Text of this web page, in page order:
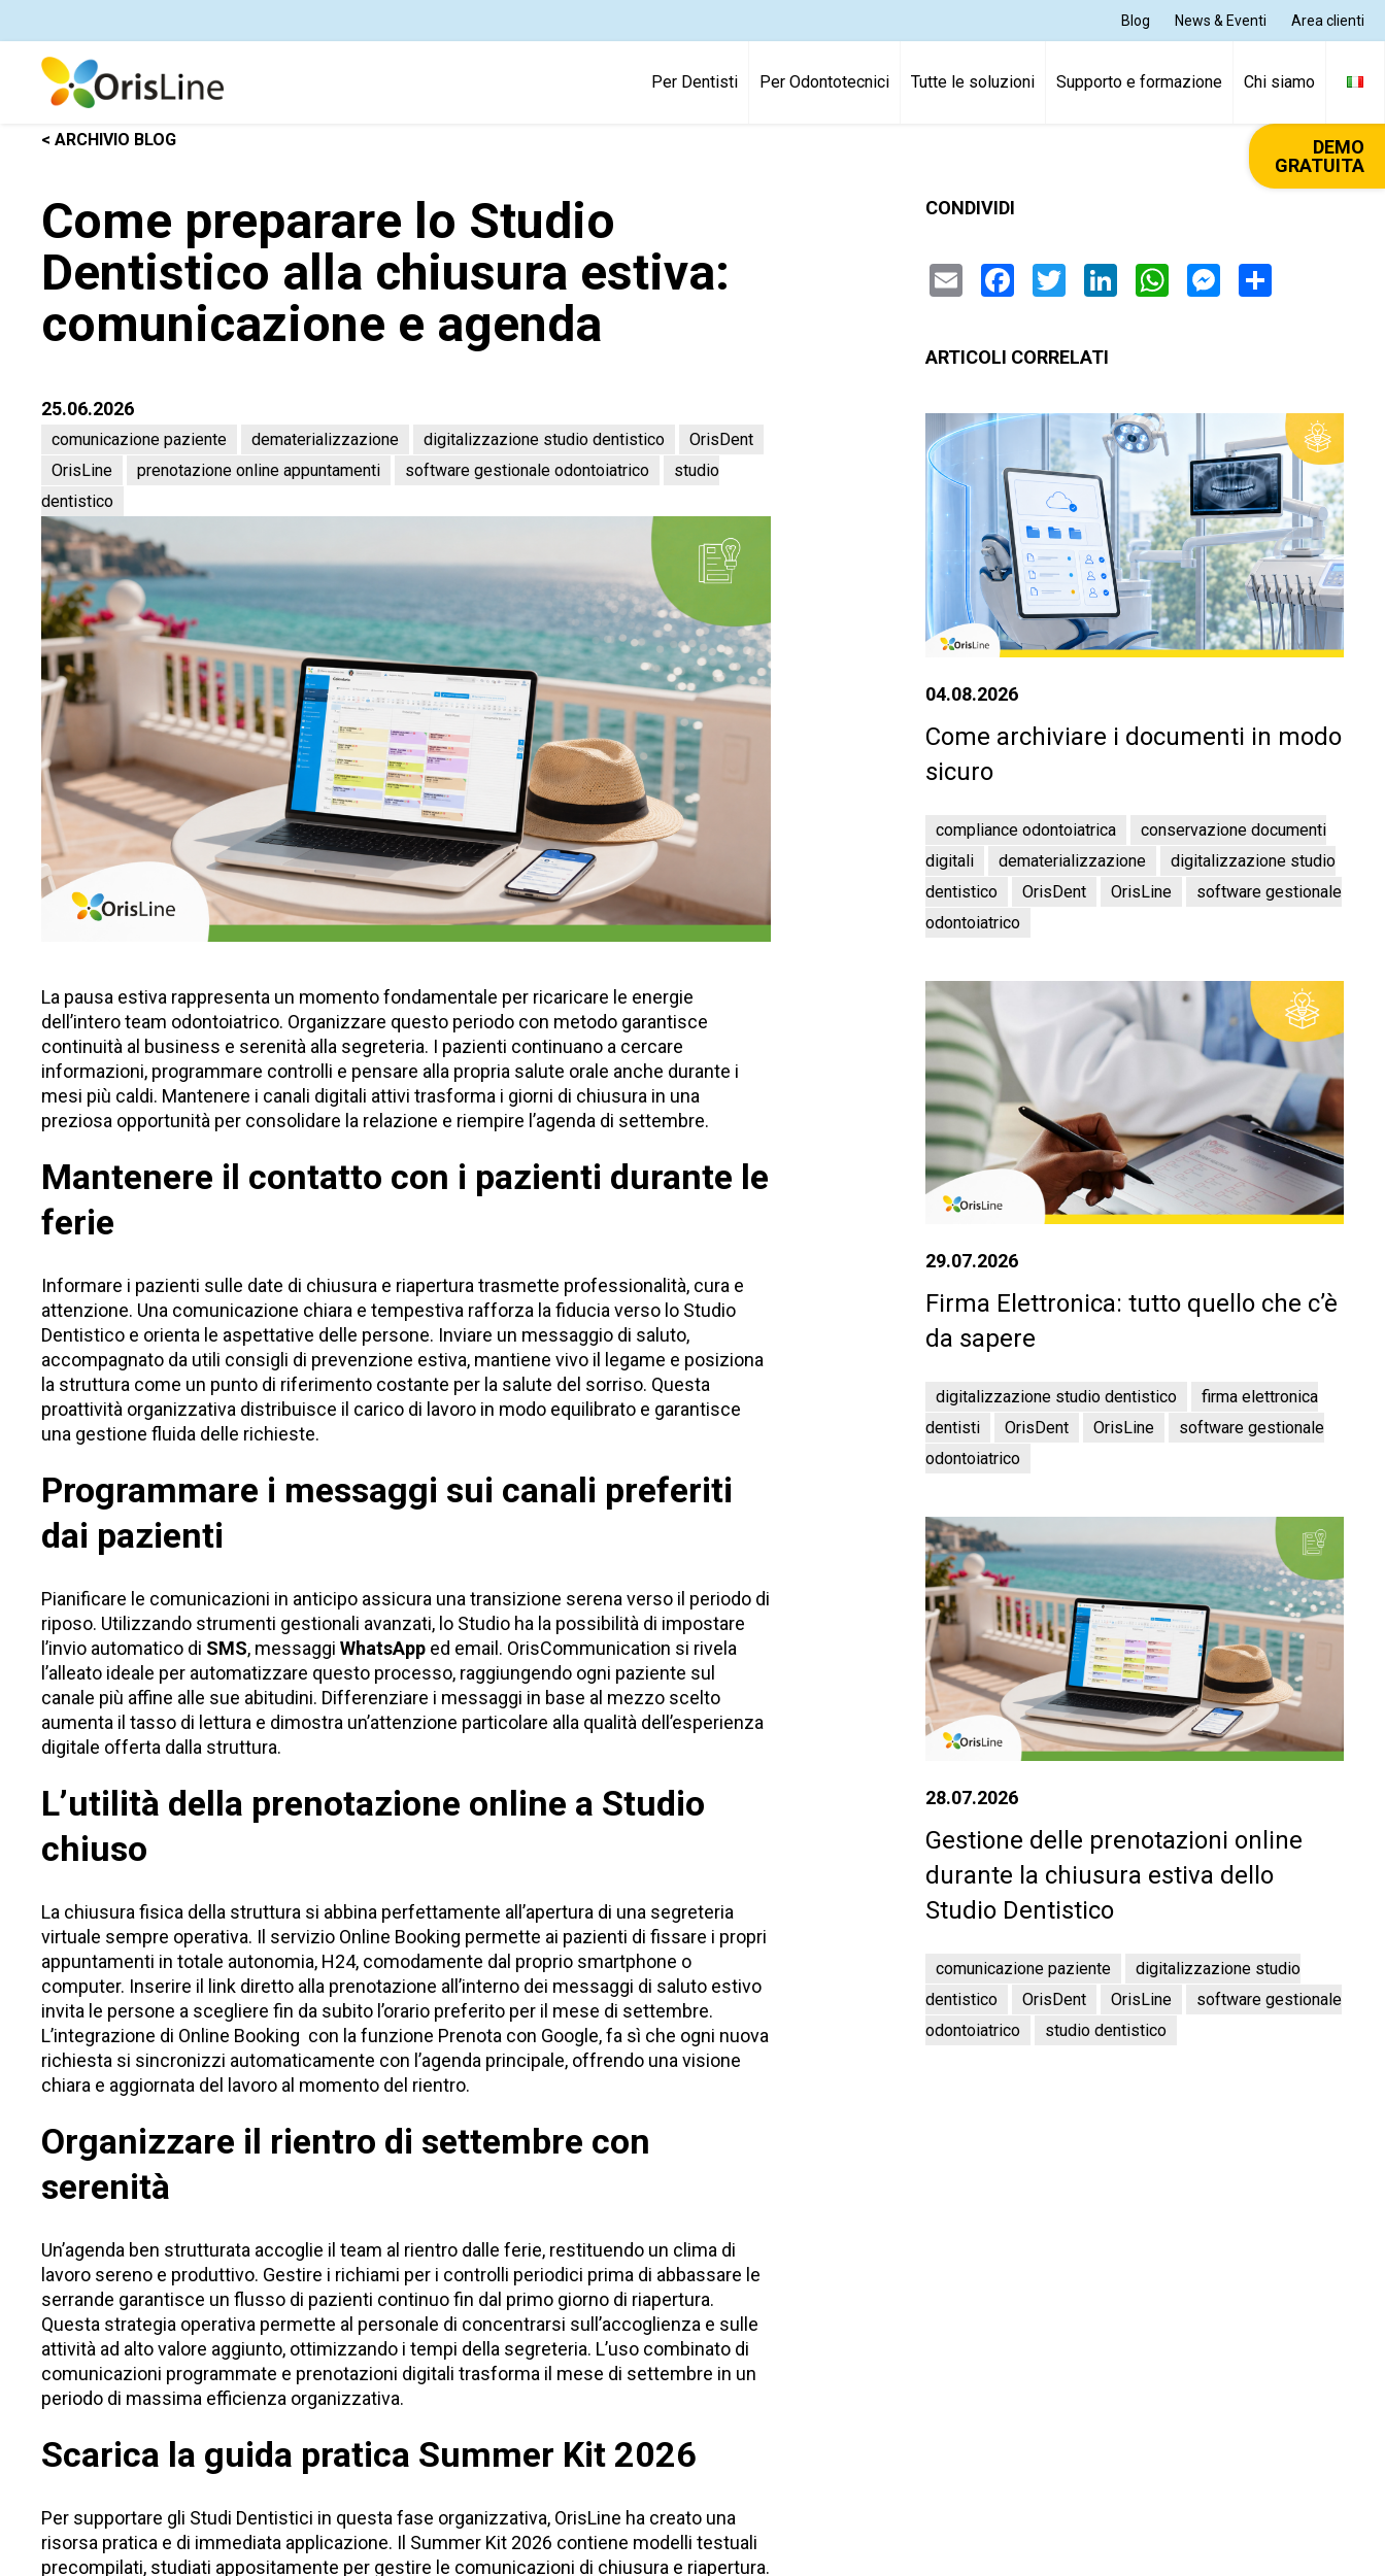
DEMO
GRATUITA
Blog News & Eventi Area clienti
Per Dentisti Per Odontotecnici Tutte le soluzioni Supporto e formazione Chi siamo
< ARCHIVIO BLOG
Come preparare lo Studio
Dentistico alla chiusura estiva:
comunicazione e agenda
25.06.2026
comunicazione paziente dematerializzazione digitalizzazione studio dentistico
OrisDent
OrisLine
prenotazione online appuntamenti software gestionale odontoiatrico
studio
dentistico
La pausa estiva rappresenta un momento fondamentale per ricaricare le energie
dell’intero team odontoiatrico. Organizzare questo periodo con metodo garantisce
continuità al business e serenità alla segreteria. I pazienti continuano a cercare
informazioni, programmare controlli e pensare alla propria salute orale anche durante i
mesi più caldi. Mantenere i canali digitali attivi trasforma i giorni di chiusura in una
preziosa opportunità per consolidare la relazione e riempire l’agenda di settembre.
Mantenere il contatto con i pazienti durante le
ferie
Informare i pazienti sulle date di chiusura e riapertura trasmette professionalità, cura e
attenzione. Una comunicazione chiara e tempestiva rafforza la fiducia verso lo Studio
Dentistico e orienta le aspettative delle persone. Inviare un messaggio di saluto,
accompagnato da utili consigli di prevenzione estiva, mantiene vivo il legame e posiziona
la struttura come un punto di riferimento costante per la salute del sorriso. Questa
proattività organizzativa distribuisce il carico di lavoro in modo equilibrato e garantisce
una gestione fluida delle richieste.
Programmare i messaggi sui canali preferiti
dai pazienti
Pianificare le comunicazioni in anticipo assicura una transizione serena verso il periodo di
riposo. Utilizzando strumenti gestionali avanzati, lo Studio ha la possibilità di impostare
l’invio automatico di SMS, messaggi WhatsApp ed email. OrisCommunication si rivela
l’alleato ideale per automatizzare questo processo, raggiungendo ogni paziente sul
canale più affine alle sue abitudini. Differenziare i messaggi in base al mezzo scelto
aumenta il tasso di lettura e dimostra un’attenzione particolare alla qualità dell’esperienza
digitale offerta dalla struttura.
L’utilità della prenotazione online a Studio
chiuso
La chiusura fisica della struttura si abbina perfettamente all’apertura di una segreteria
virtuale sempre operativa. Il servizio Online Booking permette ai pazienti di fissare i propri
appuntamenti in totale autonomia, H24, comodamente dal proprio smartphone o
computer. Inserire il link diretto alla prenotazione all’interno dei messaggi di saluto estivo
invita le persone a scegliere fin da subito l’orario preferito per il mese di settembre.
L’integrazione di Online Booking con la funzione Prenota con Google, fa sì che ogni nuova
richiesta si sincronizzi automaticamente con l’agenda principale, offrendo una visione
chiara e aggiornata del lavoro al momento del rientro.
Organizzare il rientro di settembre con
serenità
Un’agenda ben strutturata accoglie il team al rientro dalle ferie, restituendo un clima di
lavoro sereno e produttivo. Gestire i richiami per i controlli periodici prima di abbassare le
serrande garantisce un flusso di pazienti continuo fin dal primo giorno di riapertura.
Questa strategia operativa permette al personale di concentrarsi sull’accoglienza e sulle
attività ad alto valore aggiunto, ottimizzando i tempi della segreteria. L’uso combinato di
comunicazioni programmate e prenotazioni digitali trasforma il mese di settembre in un
periodo di massima efficienza organizzativa.
Scarica la guida pratica Summer Kit 2026
Per supportare gli Studi Dentistici in questa fase organizzativa, OrisLine ha creato una
risorsa pratica e di immediata applicazione. Il Summer Kit 2026 contiene modelli testuali
precompilati, studiati appositamente per gestire le comunicazioni di chiusura e riapertura.
CONDIVIDI
EmailFacebook
TwitterLinkedInWhatsApp
Messenger
ARTICOLI CORRELATI
04.08.2026
Come archiviare i documenti in modo
sicuro
compliance odontoiatrica
conservazione documenti
digitali
dematerializzazione
digitalizzazione studio
dentistico
OrisDent OrisLine
software gestionale
odontoiatrico
29.07.2026
Firma Elettronica: tutto quello che c’è
da sapere
digitalizzazione studio dentistico
firma elettronica
dentisti
OrisDent OrisLine
software gestionale
odontoiatrico
28.07.2026
Gestione delle prenotazioni online
durante la chiusura estiva dello
Studio Dentistico
comunicazione paziente
digitalizzazione studio
dentistico
OrisDent OrisLine
software gestionale
odontoiatrico
studio dentistico